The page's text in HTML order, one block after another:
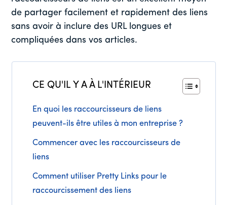
de partager facilement et rapidement des liens
sans avoir à inclure des URL longues et
compliquées dans vos articles.
CE QU'IL Y A À L'INTÉRIEUR
En quoi les raccourcisseurs de liens
peuvent-ils être utiles à mon entreprise ?
Commencer avec les raccourcisseurs de
liens
Comment utiliser Pretty Links pour le
raccourcissement des liens